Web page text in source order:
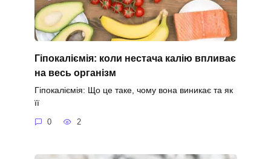
Гіпокаліємія: коли нестача калію впливає
на весь організм
Гіпокаліємія: Що це таке, чому вона виникає та як
її
0 2